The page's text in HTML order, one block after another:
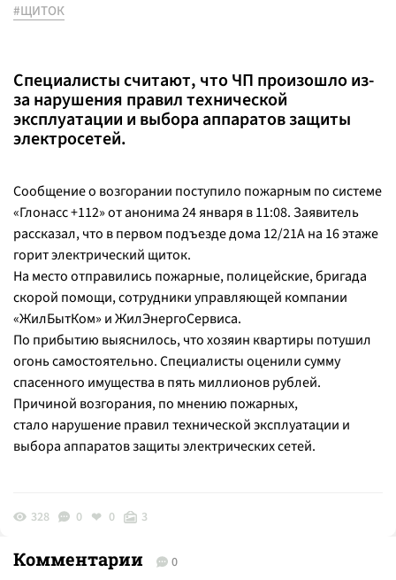
#ЩИТОК
Специалисты считают, что ЧП произошло из-
за нарушения правил технической
эксплуатации и выбора аппаратов защиты
электросетей.
Сообщение о возгорании поступило пожарным по системе
«Глонасс +112» от анонима 24 января в 11:08. Заявитель
рассказал, что в первом подъезде дома 12/21А на 16 этаже
горит электрический щиток.
На место отправились пожарные, полицейские, бригада
скорой помощи, сотрудники управляющей компании
«ЖилБытКом» и ЖилЭнергоСервиса.
По прибытию выяснилось, что хозяин квартиры потушил
огонь самостоятельно. Специалисты оценили сумму
спасенного имущества в пять миллионов рублей.
Причиной возгорания, по мнению пожарных,
стало нарушение правил технической эксплуатации и
выбора аппаратов защиты электрических сетей.
328 0 0 3
Комментарии 0